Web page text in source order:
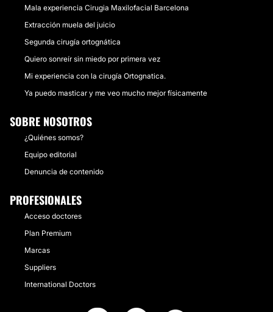
Mala experiencia Cirugia Maxilofacial Barcelona
Extracción muela del juicio
Segunda cirugía ortognática
Quiero sonreír sin miedo por primera vez
Mi experiencia con la cirugía Ortognatica.
Ya puedo masticar y me veo mucho mejor físicamente
SOBRE NOSOTROS
¿Quiénes somos?
Equipo editorial
Denuncia de contenido
PROFESIONALES
Acceso doctores
Plan Premium
Marcas
Suppliers
International Doctors